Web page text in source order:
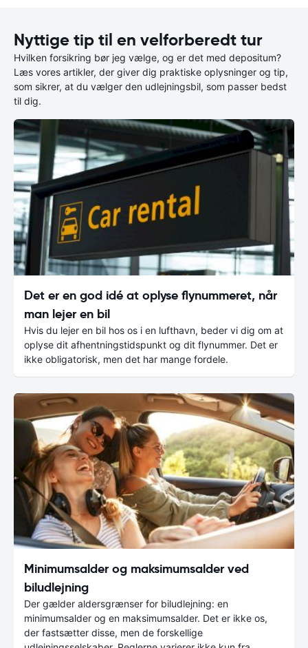
Nyttige tip til en velforberedt tur
Hvilken forsikring bør jeg vælge, og er det med depositum?
Læs vores artikler, der giver dig praktiske oplysninger og tip,
som sikrer, at du vælger den udlejningsbil, som passer bedst
til dig.
Det er en god idé at oplyse flynummeret, når
man lejer en bil
Hvis du lejer en bil hos os i en lufthavn, beder vi dig om at
oplyse dit afhentningstidspunkt og dit flynummer. Det er
ikke obligatorisk, men det har mange fordele.
Minimumsalder og maksimumsalder ved
biludlejning
Der gælder aldersgrænser for biludlejning: en
minimumsalder og en maksimumsalder. Det er ikke os,
der fastsætter disse, men de forskellige